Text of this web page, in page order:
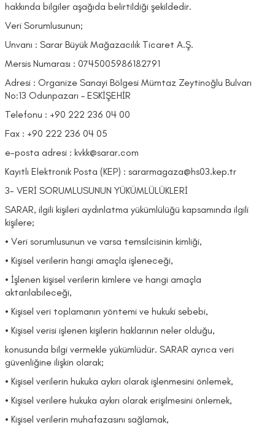
hakkında bilgiler aşağıda belirtildiği şekildedir.
Veri Sorumlusunun;
Unvanı : Sarar Büyük Mağazacılık Ticaret A.Ş.
Mersis Numarası : 0745005986182791
Adresi : Organize Sanayi Bölgesi Mümtaz Zeytinoğlu Bulvarı
No:13 Odunpazarı – ESKİŞEHİR
Telefonu : +90 222 236 04 00
Fax : +90 222 236 04 05
e-posta adresi : kvkk@sarar.com
Kayıtlı Elektronik Posta (KEP) : sararmagaza@hs03.kep.tr
3- VERİ SORUMLUSUNUN YÜKÜMLÜLÜKLERİ
SARAR, ilgili kişileri aydınlatma yükümlülüğü kapsamında ilgili
kişilere;
• Veri sorumlusunun ve varsa temsilcisinin kimliği,
• Kişisel verilerin hangi amaçla işleneceği,
• İşlenen kişisel verilerin kimlere ve hangi amaçla
aktarılabileceği,
• Kişisel veri toplamanın yöntemi ve hukuki sebebi,
• Kişisel verisi işlenen kişilerin haklarının neler olduğu,
konusunda bilgi vermekle yükümlüdür. SARAR ayrıca veri
güvenliğine ilişkin olarak;
• Kişisel verilerin hukuka aykırı olarak işlenmesini önlemek,
• Kişisel verilere hukuka aykırı olarak erişilmesini önlemek,
• Kişisel verilerin muhafazasını sağlamak,